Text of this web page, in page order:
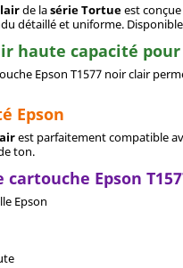
de lasérie Tortueest
détaillé et uniforme.
haute capacité pour
Epson T1577 noir clair
Epson
est parfaitement compatible
ton.
Epson
Epson